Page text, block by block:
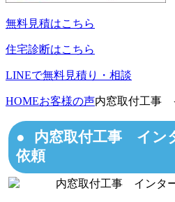
無料見積はこちら
住宅診断はこちら
LINEで無料見積り・相談
HOMEお客様の声内窓取付工事
内窓取付工事 イン
依頼